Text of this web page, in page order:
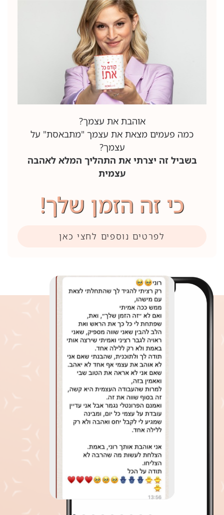
אוהבת את עצמך?
כמה פעמים מצאת את עצמך "מתבאסת" על
עצמך?
בשביל זה יצרתי את התהליך המלא לאהבה
עצמית
כי זה הזמן שלך!
לפרטים נוספים לחצי כאן